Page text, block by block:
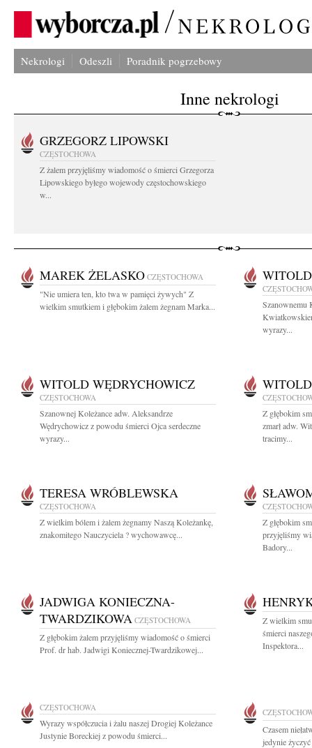
Nekrologi Odeszli Poradnik pogrzebowy
Inne nekrologi
GRZEGORZ LIPOWSKI
CZĘSTOCHOWA
Z żalem przyjęliśmy wiadomość o śmierci Grzegorza
Lipowskiego byłego wojewody częstochowskiego
w...
MAREK ŻELASKO CZĘSTOCHOWA
"Nie umiera ten, kto twa w pamięci żywych" Z
wielkim smutkiem i głębokim żalem żegnam Marka...
Szanownemu
wyrazy...
WITOLD WĘDRYCHOWICZ
CZĘSTOCHOWA
Szanownej Koleżance adw. Aleksandrze
Wędrychowicz z powodu śmierci Ojca serdeczne
wyrazy...
Z głębokim
zmarł adw.
tracimy...
TERESA WRÓBLEWSKA
CZĘSTOCHOWA
Z wielkim bólem i żalem żegnamy Naszą Koleżankę,
znakomitego Nauczyciela ? wychowawcę...
Z głębokim
przyjęliśmy
Badory...
JADWIGA KONIECZNA-
TWARDZIKOWA CZĘSTOCHOWA
Z głębokim żalem przyjęliśmy wiadomość o śmierci
Prof. dr hab. Jadwigi Koniecznej-Twardzikowej...
Z wielkim
śmierci
Inspektora...
CZĘSTOCHOWA
Wyrazy współczucia i żalu naszej Drogiej Koleżance
Justynie Boreckiej z powodu śmierci...
Czasem
jedynie